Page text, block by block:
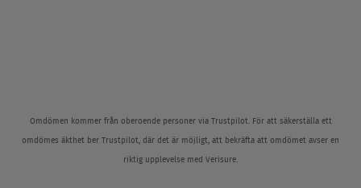
Omdömen kommer från oberoende personer via Trustpilot. För att säkerställa ett
omdömes äkthet ber Trustpilot, där det är möjligt, att bekräfta att omdömet avser en
riktig upplevelse med Verisure.